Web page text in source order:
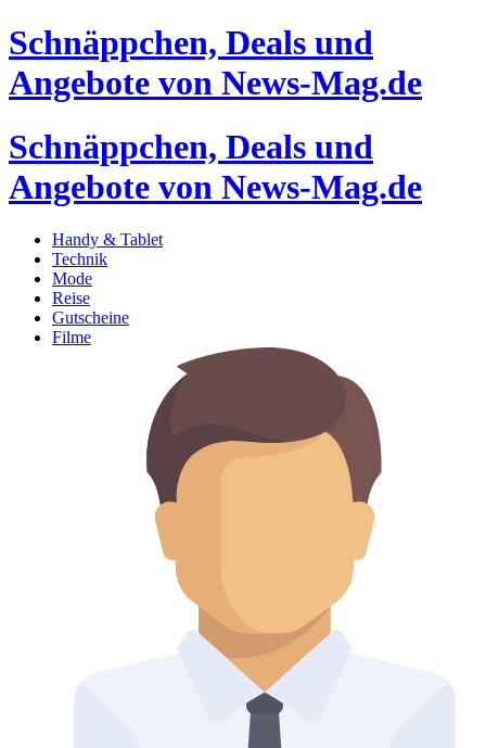
Schnäppchen, Deals und
Angebote von News-Mag.de
Schnäppchen, Deals und
Angebote von News-Mag.de
Handy & Tablet
Technik
Mode
Reise
Gutscheine
Filme